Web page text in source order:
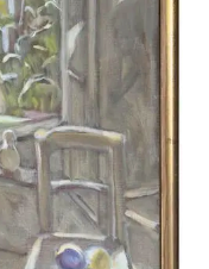
ET FUSAINS